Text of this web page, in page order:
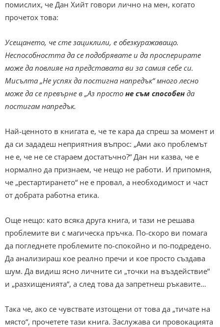
помислих, че Дан Хийт говори лично на мен, когато
прочетох това:
Усещането, че сте зациклили, е обезкуражаващо.
Неспособността да се подобрявате и да просперирате
може да повлияе на представата ви за самия себе си.
Мисълта „Не успях да постигна напредък“ много лесно
може да се превърне в „Аз просто не съм способен да
постигам напредък.
Най-ценното в книгата е, че те кара да спреш за момент и
да си зададеш неприятния въпрос: „Ами ако проблемът
не е, че не се стараем достатъчно?“ Дан ни казва, че е
нормално да признаем, че нещо не работи. И припомня,
че „рестартирането“ не е провал, а необходимост и част
от добрата работна етика.
Още нещо: като всяка друга книга, и тази не решава
проблемите ви с магическа пръчка. По-скоро ви помага
да погледнете проблемите по-спокойно и по-подредено.
Да анализираш кое реално пречи и кое просто създава
шум. Да видиш ясно личните си „точки на въздействие“
и „разхищенията“, а след това да запретнеш ръкавите…
Така че, ако се чувствате изтощени от това да „тичате на
място“, прочетете тази книга. Заслужава си провокацията